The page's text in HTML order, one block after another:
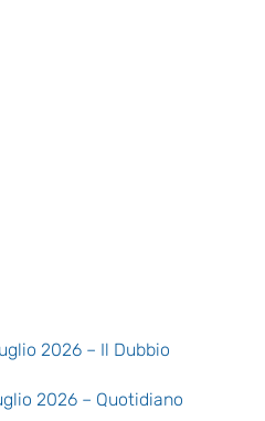
2026 – Il Dubbio
2026 – Quotidiano